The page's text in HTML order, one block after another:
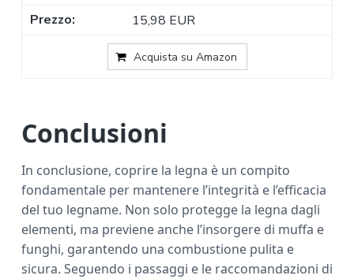
15,98 EUR
Acquista su Amazon
Conclusioni
In conclusione, coprire la legna è un compito
fondamentale per mantenere l’integrità e l’efficacia
del tuo legname. Non solo protegge la legna dagli
elementi, ma previene anche l’insorgere di muffa e
funghi, garantendo una combustione pulita e
sicura. Seguendo i passaggi e le raccomandazioni di